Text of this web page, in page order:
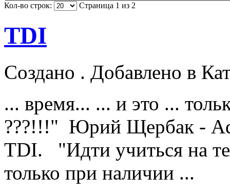
Кол-во строк:
Страница 1 из 2
TDI
Создано . Добавлено в
... время... ... и это ...
???!!!" Юрий Щербак -
TDI. "Идти учиться на
только при наличии ...